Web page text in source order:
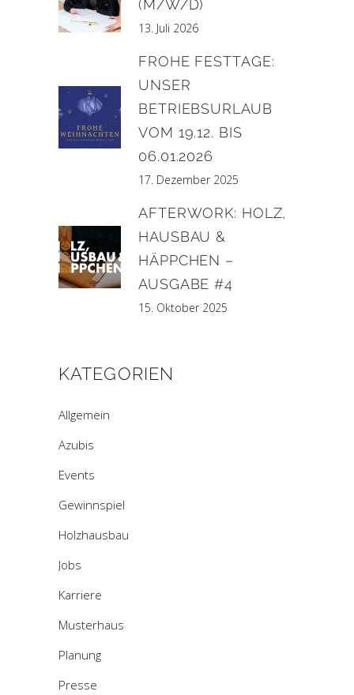
(M/W/D)
13. Juli 2026
FROHE FESTTAGE:
UNSER
BETRIEBSURLAUB
VOM 19.12. BIS
06.01.2026
17. Dezember 2025
AFTERWORK: HOLZ,
HAUSBAU &
HÄPPCHEN –
AUSGABE #4
15. Oktober 2025
KATEGORIEN
Allgemein
Azubis
Events
Gewinnspiel
Holzhausbau
Jobs
Karriere
Musterhaus
Planung
Presse